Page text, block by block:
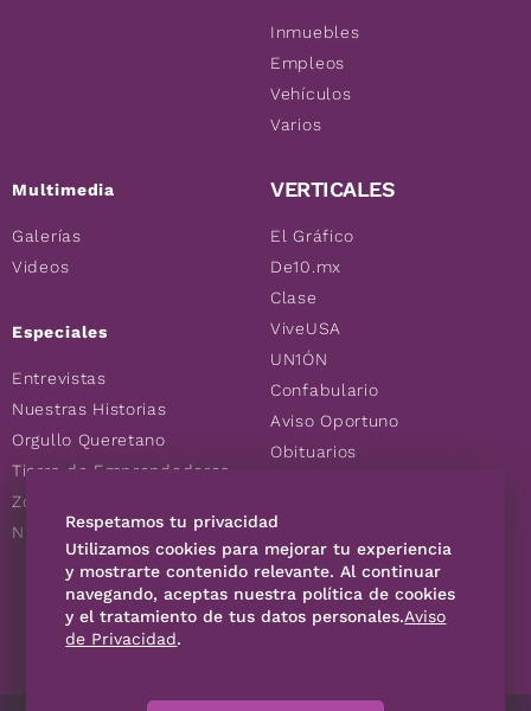
Multimedia
Galerías
Videos
Especiales
Entrevistas
Nuestras Historias
Orgullo Queretano
Tierra de Emprendedores
Zoociales
Nuevos Queretanos
Inmuebles
Empleos
Vehículos
Varios
VERTICALES
El Gráfico
De10.mx
Clase
ViveUSA
UN1ÓN
Confabulario
Aviso Oportuno
Obituarios
Consultas
SÍGUENOS
Respetamos tu privacidad
Utilizamos cookies para mejorar tu experiencia
y mostrarte contenido relevante. Al continuar
navegando, aceptas nuestra política de cookies
y el tratamiento de tus datos personales.Aviso
de Privacidad.